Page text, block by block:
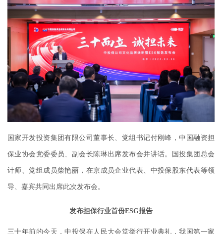
国家开发投资集团有限公司董事长、党组书记付刚峰，中国融资担
保业协会党委委员、副会长陈琳出席发布会并讲话。国投集团总会
计师、党组成员柴艳丽，在京成员企业代表、中投保股东代表等领
导、嘉宾共同出席此次发布会。
发布担保行业首份ESG报告
三十年前的今天，中投保在人民大会堂举行开业典礼，我国第一家